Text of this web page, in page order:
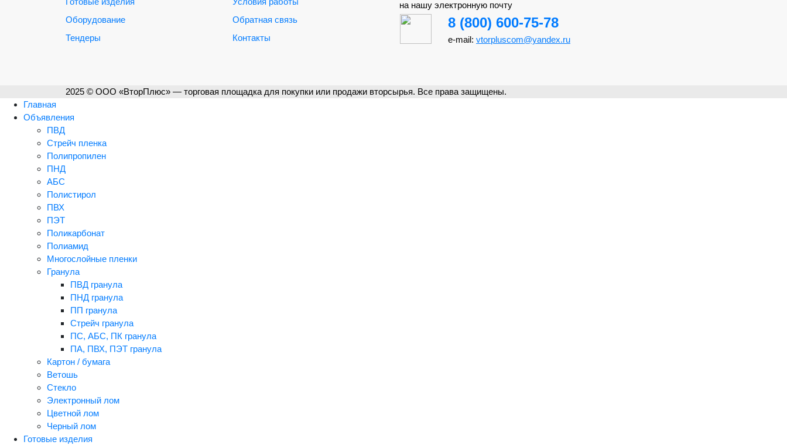
Оборудование
Тендеры
Обратная связь
Контакты
на нашу электронную почту
8 (800) 600-75-78
e-mail: vtorpluscom@yandex.ru
2025 © ООО «ВторПлюс» — торговая площадка для покупки или продажи вторсырья. Все права защищены.
Главная
Объявления
ПВД
Стрейч пленка
Полипропилен
ПНД
АБС
Полистирол
ПВХ
ПЭТ
Поликарбонат
Полиамид
Многослойные пленки
Гранула
ПВД гранула
ПНД гранула
ПП гранула
Стрейч гранула
ПС, АБС, ПК гранула
ПА, ПВХ, ПЭТ гранула
Картон / бумага
Ветошь
Стекло
Электронный лом
Цветной лом
Черный лом
Готовые изделия